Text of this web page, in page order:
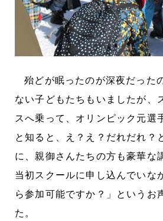
殆どが眠ったのが深夜だった
ない子どもたちもいましたが、
スへ乗って、オリンピック元選
と知ると、え？え？だれだれ？
に、親御さんたちの方も豪華な
当初スクールに申し込んでいな
ら参加可能ですか？」というお
た。